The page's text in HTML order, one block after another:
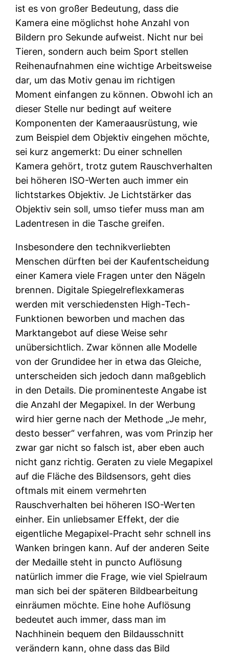
ist es von großer Bedeutung, dass die
Kamera eine möglichst hohe Anzahl von
Bildern pro Sekunde aufweist. Nicht nur bei
Tieren, sondern auch beim Sport stellen
Reihenaufnahmen eine wichtige Arbeitsweise
dar, um das Motiv genau im richtigen
Moment einfangen zu können. Obwohl ich an
dieser Stelle nur bedingt auf weitere
Komponenten der Kameraausrüstung, wie
zum Beispiel dem Objektiv eingehen möchte,
sei kurz angemerkt: Du einer schnellen
Kamera gehört, trotz gutem Rauschverhalten
bei höheren ISO-Werten auch immer ein
lichtstarkes Objektiv. Je Lichtstärker das
Objektiv sein soll, umso tiefer muss man am
Ladentresen in die Tasche greifen.
Insbesondere den technikverliebten
Menschen dürften bei der Kaufentscheidung
einer Kamera viele Fragen unter den Nägeln
brennen. Digitale Spiegelreflexkameras
werden mit verschiedensten High-Tech-
Funktionen beworben und machen das
Marktangebot auf diese Weise sehr
unübersichtlich. Zwar können alle Modelle
von der Grundidee her in etwa das Gleiche,
unterscheiden sich jedoch dann maßgeblich
in den Details. Die prominenteste Angabe ist
die Anzahl der Megapixel. In der Werbung
wird hier gerne nach der Methode „Je mehr,
desto besser“ verfahren, was vom Prinzip her
zwar gar nicht so falsch ist, aber eben auch
nicht ganz richtig. Geraten zu viele Megapixel
auf die Fläche des Bildsensors, geht dies
oftmals mit einem vermehrten
Rauschverhalten bei höheren ISO-Werten
einher. Ein unliebsamer Effekt, der die
eigentliche Megapixel-Pracht sehr schnell ins
Wanken bringen kann. Auf der anderen Seite
der Medaille steht in puncto Auflösung
natürlich immer die Frage, wie viel Spielraum
man sich bei der späteren Bildbearbeitung
einräumen möchte. Eine hohe Auflösung
bedeutet auch immer, dass man im
Nachhinein bequem den Bildausschnitt
verändern kann, ohne dass das Bild